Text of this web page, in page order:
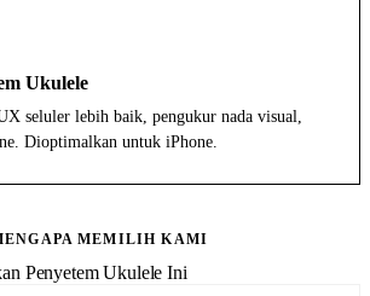
Ukulele
seluler lebih baik, pengukur nada visual,
Dioptimalkan untuk iPhone.
MEMILIH KAMI
Penyetem Ukulele Ini